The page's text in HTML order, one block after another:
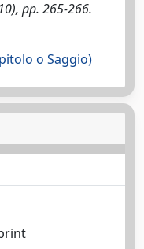
pp. 265-266.
o Saggio)